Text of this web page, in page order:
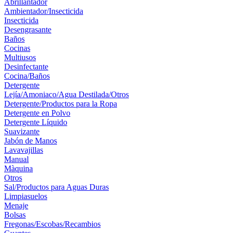
Abrillantador
Ambientador/Insecticida
Insecticida
Desengrasante
Baños
Cocinas
Multiusos
Desinfectante
Cocina/Baños
Detergente
Lejía/Amoniaco/Agua Destilada/Otros
Detergente/Productos para la Ropa
Detergente en Polvo
Detergente Líquido
Suavizante
Jabón de Manos
Lavavajillas
Manual
Màquina
Otros
Sal/Productos para Aguas Duras
Limpiasuelos
Menaje
Bolsas
Fregonas/Escobas/Recambios